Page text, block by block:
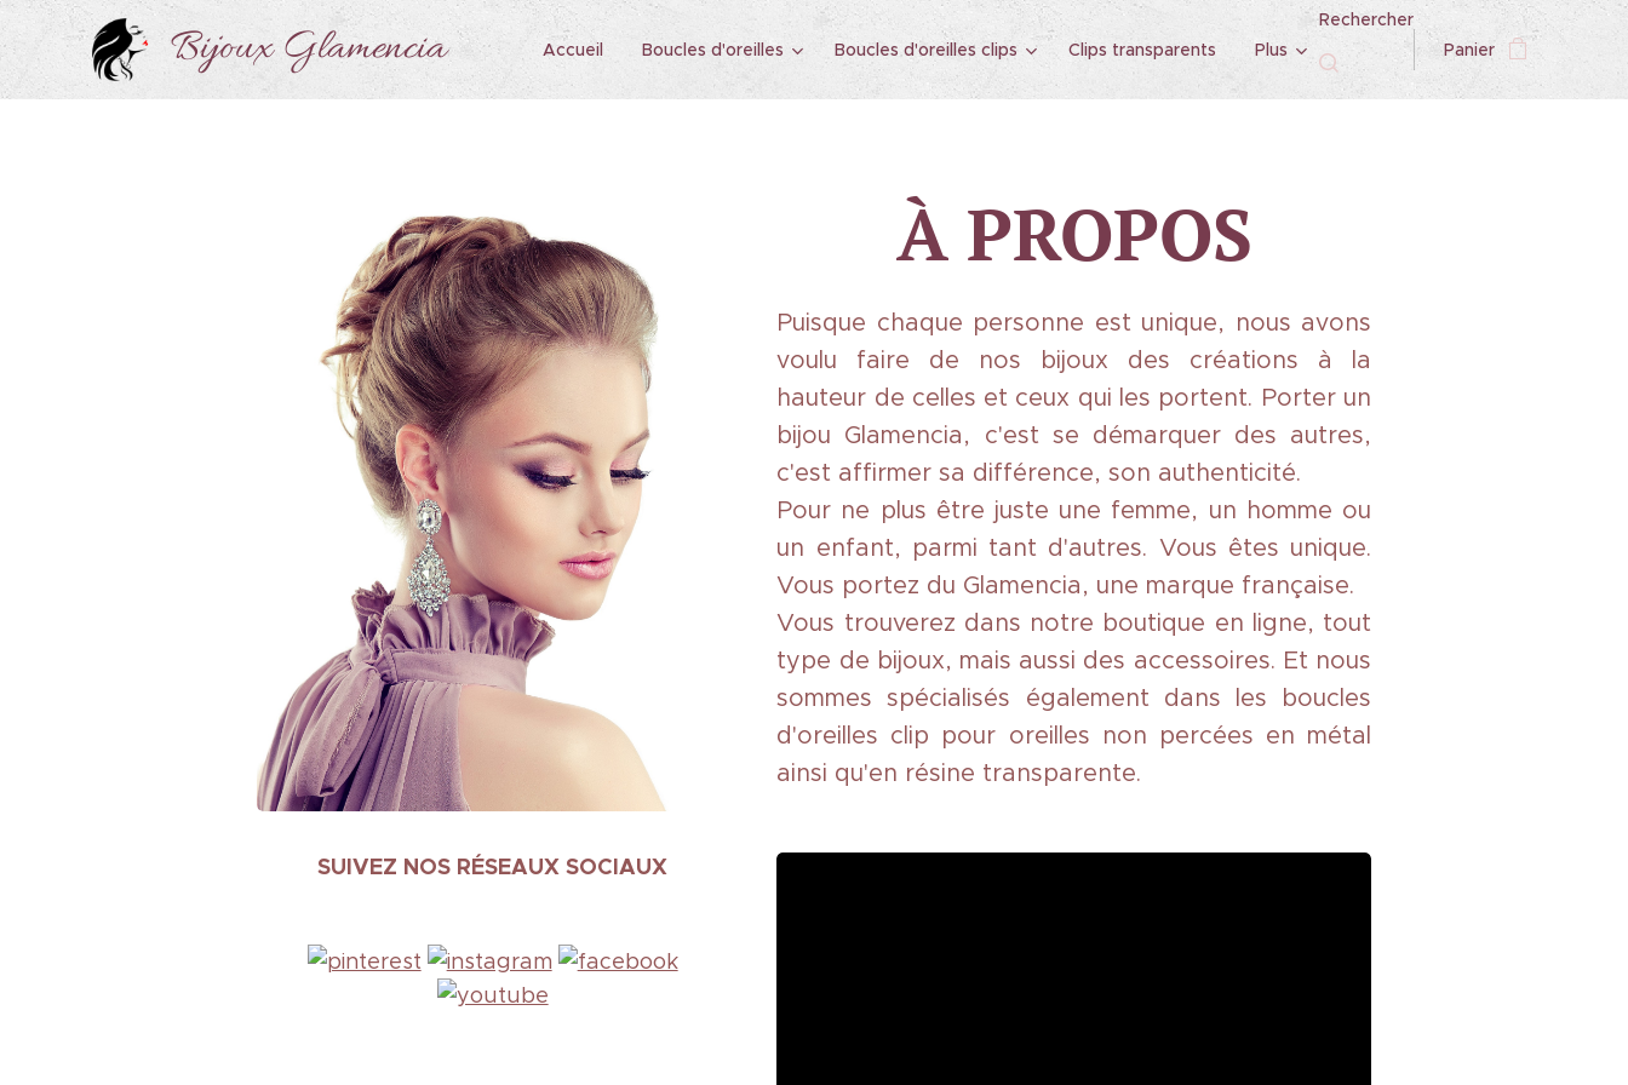
Bijoux Glamencia Accueil Boucles d'oreilles Boucles d'oreilles clips Clips transparents Plus
Rechercher
Panier
SUIVEZ NOS RÉSEAUX SOCIAUX
À PROPOS
Puisque chaque personne est unique, nous avons
voulu faire de nos bijoux des créations à la
hauteur de celles et ceux qui les portent. Porter un
bijou Glamencia, c'est se démarquer des autres,
c'est affirmer sa différence, son authenticité.
Pour ne plus être juste une femme, un homme ou
un enfant, parmi tant d'autres. Vous êtes unique.
Vous portez du Glamencia, une marque française.
Vous trouverez dans notre boutique en ligne, tout
type de bijoux, mais aussi des accessoires. Et nous
sommes spécialisés également dans les boucles
d'oreilles clip pour oreilles non percées en métal
ainsi qu'en résine transparente.